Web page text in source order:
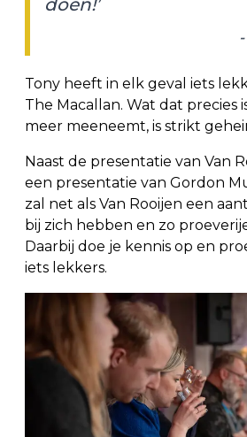
doen!’
Tony heeft in elk geval iets
The Macallan. Wat dat precies
meer meeneemt, is strikt
Naast de presentatie van Van
een presentatie van Gordon
zal net als Van Rooijen een
bij zich hebben en zo
Daarbij doe je kennis op en
iets lekkers.